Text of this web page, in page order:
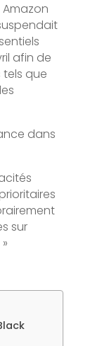
Amazon
afin de
tels que
dans
sur